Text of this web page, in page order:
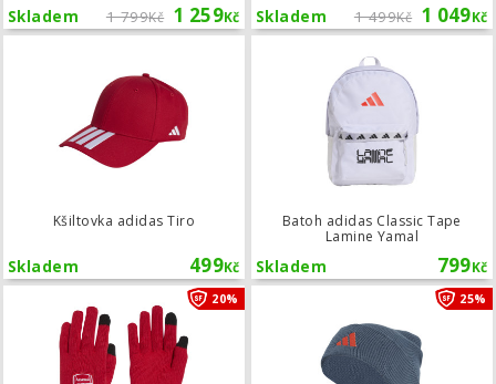
1 799Kč 1 259Kč
Skladem 1 499Kč 1 049Kč
Skladem
Kšiltovka adidas Tiro
499Kč
Skladem
Batoh adidas Classic Tape
Lamine Yamal
799Kč
Skladem
20% Hráčské rukavice adidas Arsenal FC
25%